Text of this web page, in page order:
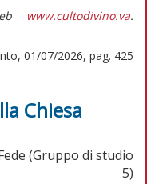
www.cultodivino.va.
01/07/2026, pag. 425
Chiesa
(Gruppo di studio
5)